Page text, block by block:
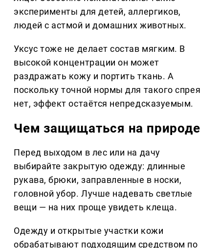
эксперименты для детей, аллергиков,
людей с астмой и домашних животных.
Уксус тоже не делает состав мягким. В
высокой концентрации он может
раздражать кожу и портить ткань. А
поскольку точной нормы для такого спрея
нет, эффект остаётся непредсказуемым.
Чем защищаться на природе
Перед выходом в лес или на дачу
выбирайте закрытую одежду: длинные
рукава, брюки, заправленные в носки,
головной убор. Лучше надевать светлые
вещи — на них проще увидеть клеща.
Одежду и открытые участки кожи
обрабатывают подходящим средством по